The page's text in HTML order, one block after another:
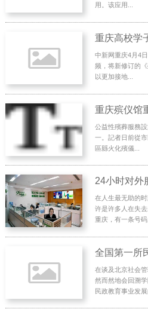
用。该应用...
中新网重庆4月4
频，将新修订的
以更加接地...
公益性殯葬服務
一。記者日前從
區縣火化殯儀...
在人生最无助的
许是许多人在失
重庆，有一条号码
全国第一所
在谈及北京社会
然而然地会回溯
民政教育事业发展